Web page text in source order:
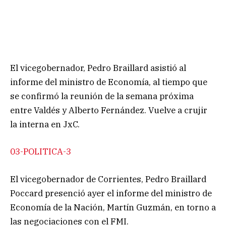
El vicegobernador, Pedro Braillard asistió al
informe del ministro de Economía, al tiempo que
se confirmó la reunión de la semana próxima
entre Valdés y Alberto Fernández. Vuelve a crujir
la interna en JxC.
03-POLITICA-3
El vicegobernador de Corrientes, Pedro Braillard
Poccard presenció ayer el informe del ministro de
Economía de la Nación, Martín Guzmán, en torno a
las negociaciones con el FMI.